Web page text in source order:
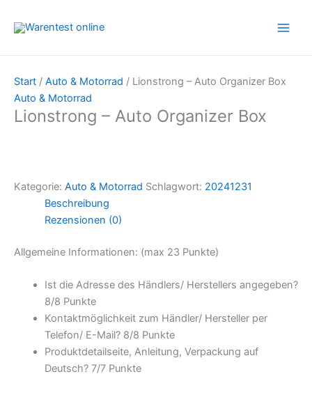
Inhalt
Start / Auto & Motorrad / Lionstrong – Auto Organizer Box
Auto & Motorrad
Lionstrong – Auto Organizer Box
Kategorie: Auto & Motorrad Schlagwort: 20241231
Beschreibung
Rezensionen (0)
Allgemeine Informationen: (max 23 Punkte)
Ist die Adresse des Händlers/ Herstellers angegeben?
8/8 Punkte
Kontaktmöglichkeit zum Händler/ Hersteller per
Telefon/ E-Mail? 8/8 Punkte
Produktdetailseite, Anleitung, Verpackung auf
Deutsch? 7/7 Punkte